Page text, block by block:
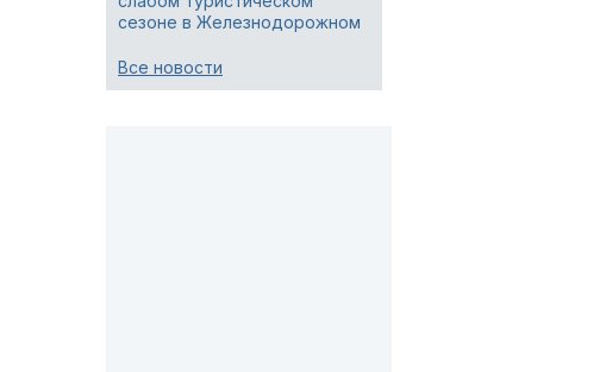
сезоне в Железнодорожном
Все новости